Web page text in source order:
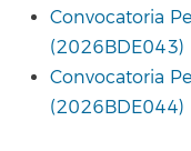
Convocatoria
(2026BDE043)
Convocatoria
(2026BDE044)